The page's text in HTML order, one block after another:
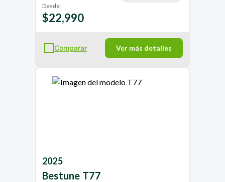
Desde
$22,990
Comparar Ver más detalles
2025
Bestune T77